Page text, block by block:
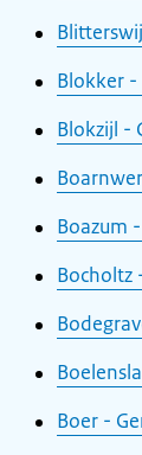
Blokker
Blokzijl -
Boazum
Bocholtz
Boer -